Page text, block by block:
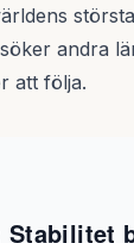
andra
att följa.
Stabilitet